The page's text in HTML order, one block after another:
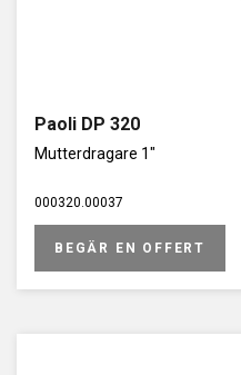
Paoli DP 320
Mutterdragare 1"
000320.00037
BEGÄR EN OFFERT